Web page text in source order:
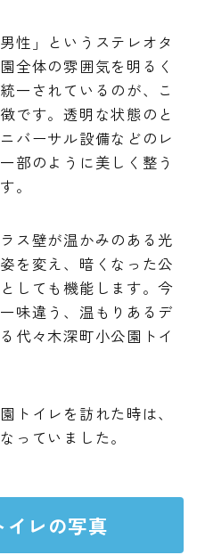
性」というステレオタ
全体の雰囲気を明るく
一されているのが、こ
です。透明な状態のと
バーサル設備などのレ
部のように美しく整う
。
ス壁が温かみのある光
を変え、暗くなった公
しても機能します。今
味違う、温もりあるデ
代々木深町小公園トイ
トイレを訪れた時は、
っていました。
レの写真